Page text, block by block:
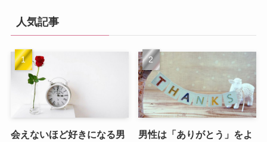
人気記事
会えないほど好きになる男
男性は「ありがとう」をよ